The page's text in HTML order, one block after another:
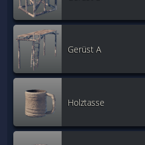
Gerüst A
Holztasse